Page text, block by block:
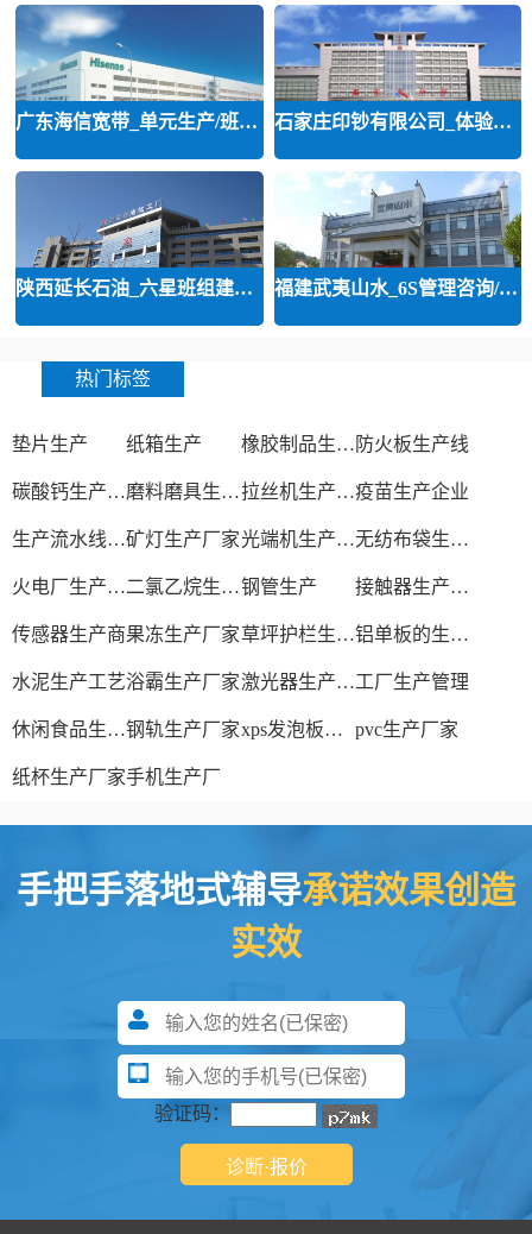
广东海信宽带_单元生产/班组建设咨 石家庄印钞有限公司_体验式班组建
陕西延长石油_六星班组建设案列 福建武夷山水_6S管理咨询/班组建设
热门标签
垫片生产 纸箱生产 橡胶制品生产厂 防火板生产线
碳酸钙生产设备 磨料磨具生产厂家 拉丝机生产厂家疫苗生产企业
生产流水线设备矿灯生产厂家 光端机生产厂家 无纺布袋生产厂家
火电厂生产过程 二氯乙烷生产厂家钢管生产 接触器生产厂家
传感器生产商果冻生产厂家 草坪护栏生产厂家 铝单板的生产厂家
水泥生产工艺浴霸生产厂家 激光器生产厂家工厂生产管理
休闲食品生产线钢轨生产厂家 xps发泡板材生产线 pvc生产厂家
纸杯生产厂家手机生产厂
手把手落地式辅导承诺效果创造
实效
验证码：